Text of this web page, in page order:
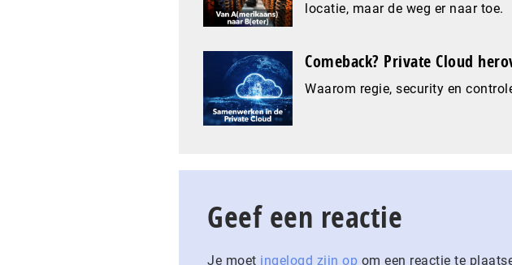
locatie, maar de weg er naar toe.
Comeback? Private Cloud
Waarom regie, security en
Geef een reactie
Je moet ingelogd zijn op om een reactie te